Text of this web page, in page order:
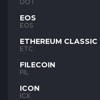
DOT
EOS
EOS
ETHEREUM CLASSIC
ETC
FILECOIN
FIL
ICON
ICX